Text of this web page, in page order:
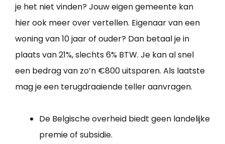
je het niet vinden? Jouw eigen gemeente kan
hier ook meer over vertellen. Eigenaar van een
woning van 10 jaar of ouder? Dan betaal je in
plaats van 21%, slechts 6% BTW. Je kan al snel
een bedrag van zo’n €800 uitsparen. Als laatste
mag je een terugdraaiende teller aanvragen.
De Belgische overheid biedt geen landelijke
premie of subsidie.